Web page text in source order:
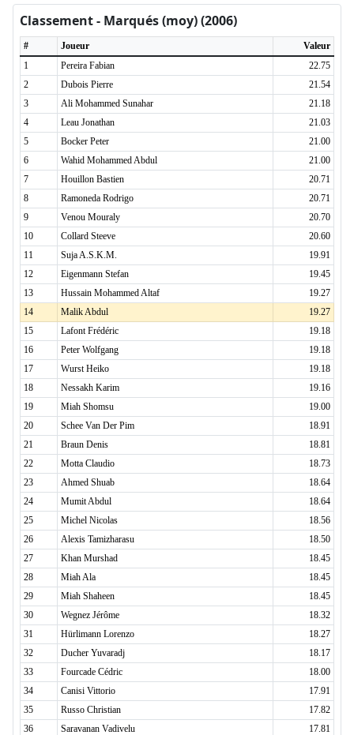
Classement - Marqués (moy) (2006)
# Joueur
Valeur
1
Pereira Fabian
22.75
2
Dubois Pierre
21.54
3
Ali Mohammed Sunahar
21.18
4
Leau Jonathan
21.03
5
Bocker Peter
21.00
6
Wahid Mohammed Abdul
21.00
7
Houillon Bastien
20.71
8
Ramoneda Rodrigo
20.71
9
Venou Mouraly
20.70
10
Collard Steeve
20.60
11
Suja A.S.K.M.
19.91
12
Eigenmann Stefan
19.45
13
Hussain Mohammed Altaf
19.27
14
Malik Abdul
19.27
15
Lafont Frédéric
19.18
16
Peter Wolfgang
19.18
17
Wurst Heiko
19.18
18
Nessakh Karim
19.16
19
Miah Shomsu
19.00
20
Schee Van Der Pim
18.91
21
Braun Denis
18.81
22
Motta Claudio
18.73
23
Ahmed Shuab
18.64
24
Mumit Abdul
18.64
25
Michel Nicolas
18.56
26
Alexis Tamizharasu
18.50
27
Khan Murshad
18.45
28
Miah Ala
18.45
29
Miah Shaheen
18.45
30
Wegnez Jérôme
18.32
31
Hürlimann Lorenzo
18.27
32
Ducher Yuvaradj
18.17
33
Fourcade Cédric
18.00
34
Canisi Vittorio
17.91
35
Russo Christian
17.82
36
Saravanan Vadivelu
17.81